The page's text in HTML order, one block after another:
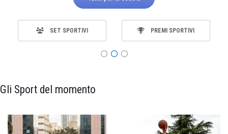
SET SPORTIVI PREMI SPORTIVI
Gli Sport del momento